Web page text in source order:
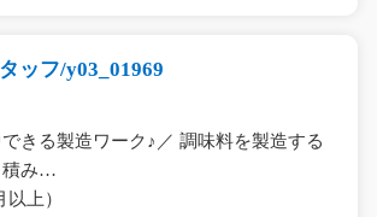
ッフ/y03_01969
きる製造ワーク♪／ 調味料を製造する
積み…
上）